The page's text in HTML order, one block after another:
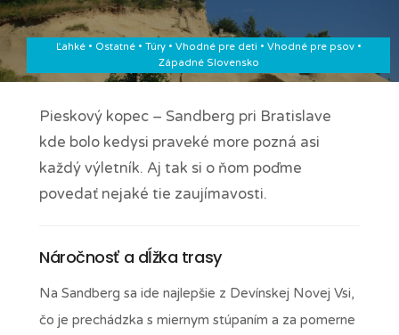
Ľahké• Ostatné• Túry• Vhodné pre deti • Vhodné pre psov•
Západné Slovensko
Pieskový kopec – Sandberg pri Bratislave
kde bolo kedysi praveké more pozná asi
každý výletník. Aj tak si o ňom poďme
povedať nejaké tie zaujímavosti.
Náročnosť a dĺžka trasy
Na Sandberg sa ide najlepšie z Devínskej Novej Vsi,
čo je prechádzka s miernym stúpaním a za pomerne